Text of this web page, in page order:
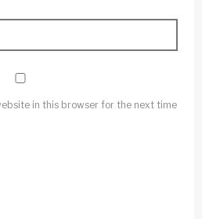
in this browser for the next time